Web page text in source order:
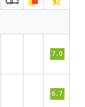
7.0
6.7